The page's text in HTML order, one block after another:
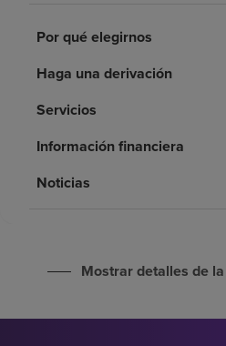
Pacientes y cuidadores
Acerca de nosotros
Por qué elegirnos
Haga una derivación
Servicios
Información financiera
Noticias
Mostrar detalles de